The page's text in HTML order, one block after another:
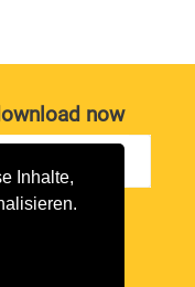
Inhalte,
now
kinos